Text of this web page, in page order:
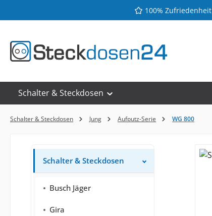
100% Zufriedenheit
Schalter & Steckdosen
Schalter & Steckdosen Jung Aufputz-Serie WG 800
Schalter & Steckdosen
Busch Jäger
Gira